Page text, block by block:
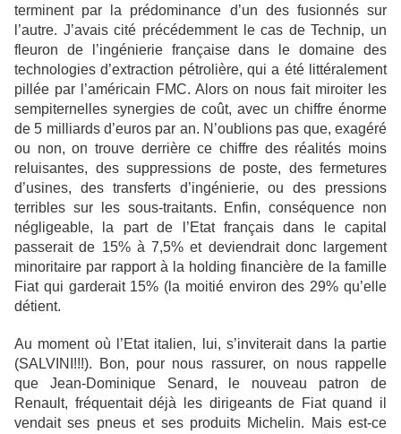
terminent par la prédominance d’un des fusionnés sur
l’autre. J’avais cité précédemment le cas de Technip, un
fleuron de l’ingénierie française dans le domaine des
technologies d’extraction pétrolière, qui a été littéralement
pillée par l’américain FMC. Alors on nous fait miroiter les
sempiternelles synergies de coût, avec un chiffre énorme
de 5 milliards d’euros par an. N’oublions pas que, exagéré
ou non, on trouve derrière ce chiffre des réalités moins
reluisantes, des suppressions de poste, des fermetures
d’usines, des transferts d’ingénierie, ou des pressions
terribles sur les sous-traitants. Enfin, conséquence non
négligeable, la part de l’Etat français dans le capital
passerait de 15% à 7,5% et deviendrait donc largement
minoritaire par rapport à la holding financière de la famille
Fiat qui garderait 15% (la moitié environ des 29% qu’elle
détient.
Au moment où l’Etat italien, lui, s’inviterait dans la partie
(SALVINI!!!). Bon, pour nous rassurer, on nous rappelle
que Jean-Dominique Senard, le nouveau patron de
Renault, fréquentait déjà les dirigeants de Fiat quand il
vendait ses pneus et ses produits Michelin. Mais est-ce